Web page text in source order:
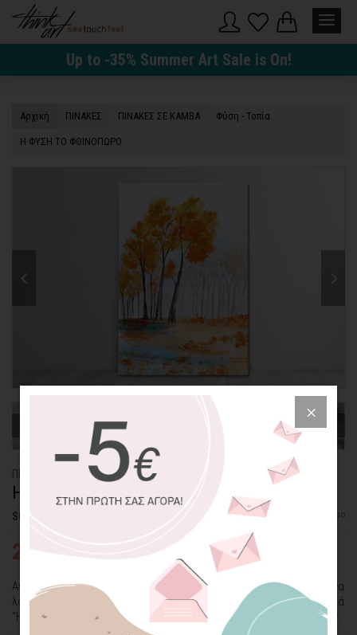
Up to -35% Summer Art Sale is On!
Αρχική ΠΙΝΑΚΕΣ ΠΙΝΑΚΕΣ ΣΕ ΚΑΜΒΑ Φύση - Τοπία
Η ΦΥΣΗ ΤΟ ΦΘΙΝΟΠΩΡΟ
ΠΙΝΑΚΑΣ ΚΑΜΒΑΣ
Η ΦΥΣΗ ΤΟ ΦΘΙΝΟΠΩΡΟ
SKU: CVPS-12-P Διαθέσιμο
27,95€
Αν σας αρέσουν περισσότερο τα πορτοκαλί φύλλα από τα ανθισμένα
λουλούδια, το Φθινόπωρο είναι η εποχή σας! Και ο πίνακας σε καμβά
"Η Φύση το Φθινόπωρο" η πιο κατάλληλη επιλογή για τον χώρο σας.